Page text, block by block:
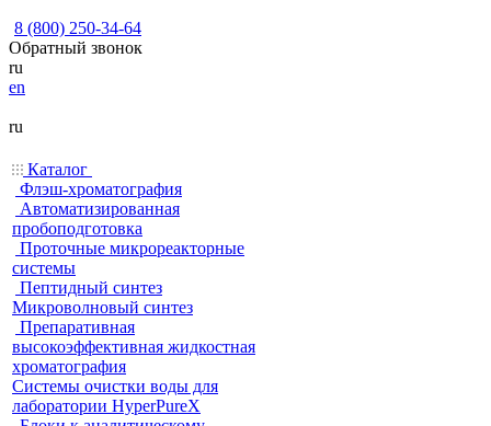
8 (800) 250-34-64
Обратный звонок
ru
en
ru
Каталог
Флэш-хроматография
Автоматизированная
пробоподготовка
Проточные микрореакторные
системы
Пептидный синтез
Микроволновый синтез
Препаративная
высокоэффективная жидкостная
хроматография
Системы очистки воды для
лаборатории HyperPureX